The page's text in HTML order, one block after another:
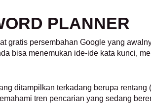
PLANNER
gratis persembahan Google yang
bisa menemukan ide-ide kata kunci,
ditampilkan terkadang berupa
tren pencarian yang sedang